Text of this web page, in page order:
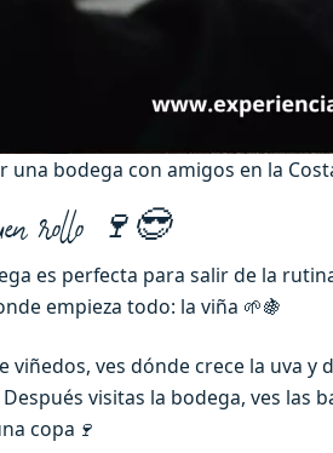
una bodega con amigos en la
rollo 🍷😎
es perfecta para salir de la
empieza todo: la viña 🌱🍇
viñedos, ves dónde crece la uva
visitas la bodega, ves
copa 🍷